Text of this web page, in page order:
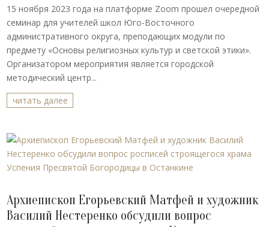
15 ноября 2023 года на платформе Zoom прошел очередной
семинар для учителей школ Юго-Восточного
административного округа, преподающих модули по
предмету «Основы религиозных культур и светской этики».
Организатором мероприятия является городской
методический центр...
читать далее
Архиепископ Егорьевский Матфей и художник
Василий Нестеренко обсудили вопрос